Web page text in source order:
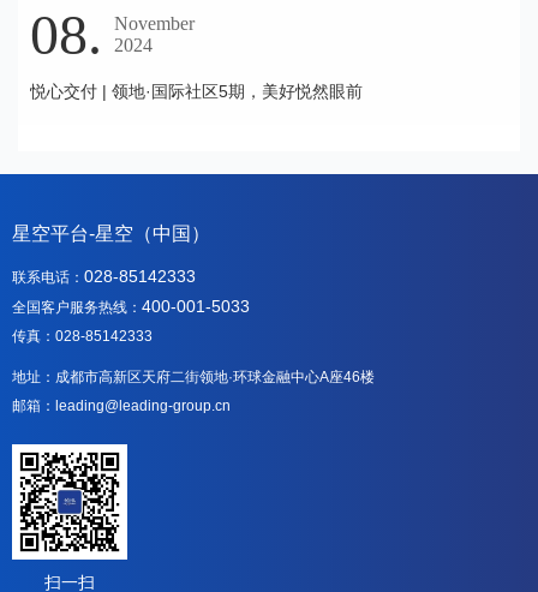
08.
November
2024
悦心交付 | 领地·国际社区5期，美好悦然眼前
星空平台-星空（中国）
联系电话： 028-85142333
全国客户服务热线： 400-001-5033
传真：028-85142333
地址：成都市高新区天府二街领地·环球金融中心A座46楼
邮箱：leading@leading-group.cn
扫一扫